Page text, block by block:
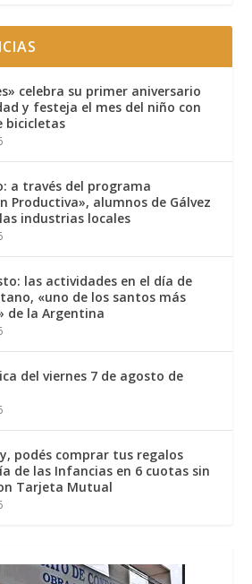
celebra su primer aniversario
y festeja el mes del niño con
bicicletas
a través del programa
Productiva», alumnos de Gálvez
industrias locales
las actividades en el día de
«uno de los santos más
de la Argentina
del viernes 7 de agosto de
podés comprar tus regalos
de las Infancias en 6 cuotas sin
Tarjeta Mutual